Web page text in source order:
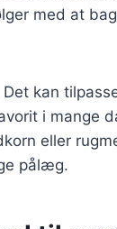
med at
kan
i mange
eller
pålæg.